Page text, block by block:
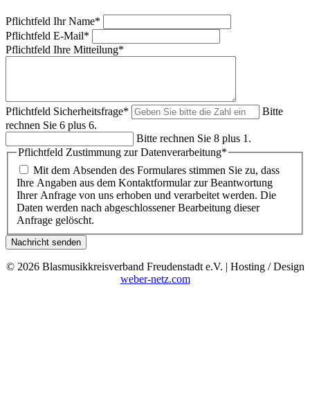
Pflichtfeld Ihr Name*
Pflichtfeld E-Mail*
Pflichtfeld Ihre Mitteilung*
Pflichtfeld Sicherheitsfrage*
Bitte
rechnen Sie 6 plus 6.
Bitte rechnen Sie 8 plus 1.
Pflichtfeld Zustimmung zur Datenverarbeitung*
Mit dem Absenden des Formulares stimmen Sie zu, dass
Ihre Angaben aus dem Kontaktformular zur Beantwortung
Ihrer Anfrage von uns erhoben und verarbeitet werden. Die
Daten werden nach abgeschlossener Bearbeitung dieser
Anfrage gelöscht.
Nachricht senden
© 2026 Blasmusikkreisverband Freudenstadt e.V. | Hosting / Design
weber-netz.com